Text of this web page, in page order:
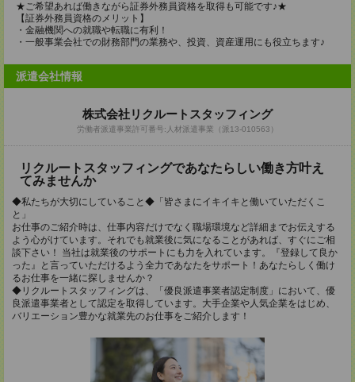
★ご希望あれば働きながら証券外務員資格を取得も可能です♪★
【証券外務員資格のメリット】
・金融機関への就職や転職に有利！
・一般事業会社での財務部門の業務や、投資、資産運用にも役立ちます♪
派遣会社情報
株式会社リクルートスタッフィング
労働者派遣事業許可番号:人材派遣事業（派13-010563）
リクルートスタッフィングであなたらしい働き方叶え
てみませんか
◆私たちが大切にしていること◆「皆さまにイキイキと働いていただくこ
と」
お仕事のご紹介時は、仕事内容だけでなく職場環境など詳細までお伝えする
よう心がけています。それでも就業後に気になることがあれば、すぐにご相
談下さい！ 当社は就業後のサポートにも力を入れています。『登録して良か
った』と言っていただけるよう全力であなたをサポート！あなたらしく働け
るお仕事を一緒に探しませんか？
◆リクルートスタッフィングは、「優良派遣事業者認定制度」において、優
良派遣事業者として認定を取得しています。大手企業や人気企業をはじめ、
バリエーション豊かな就業先のお仕事をご紹介します！